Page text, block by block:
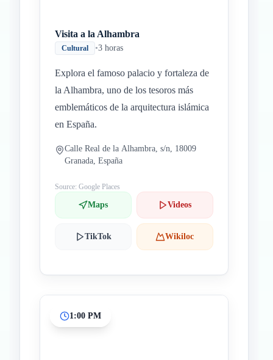
Visita a la Alhambra
Cultural •3 horas
Explora el famoso palacio y fortaleza de
la Alhambra, uno de los tesoros más
emblemáticos de la arquitectura islámica
en España.
Calle Real de la Alhambra, s/n, 18009
Granada, España
Source: Google Places
Maps Videos
TikTok Wikiloc
1:00 PM